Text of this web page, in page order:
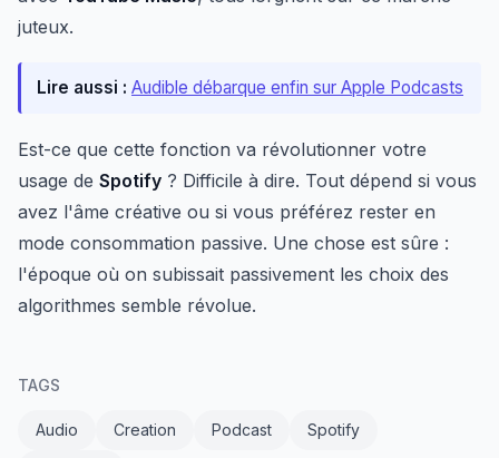
juteux.
Lire aussi : Audible débarque enfin sur Apple Podcasts
Est-ce que cette fonction va révolutionner votre
usage de Spotify ? Difficile à dire. Tout dépend si vous
avez l'âme créative ou si vous préférez rester en
mode consommation passive. Une chose est sûre :
l'époque où on subissait passivement les choix des
algorithmes semble révolue.
TAGS
Audio Creation Podcast Spotify